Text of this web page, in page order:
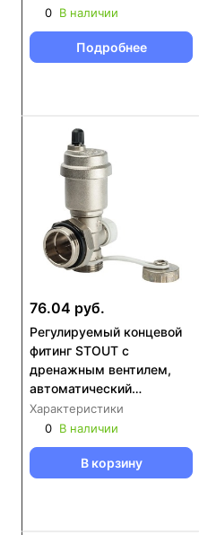
0 В наличии
Подробнее
76.04 руб.
Регулируемый концевой
фитинг STOUT с
дренажным вентилем,
автоматический
воздухоотводчик 1"
(SMS-1000-010001)
489AR
Характеристики
0 В наличии
В корзину